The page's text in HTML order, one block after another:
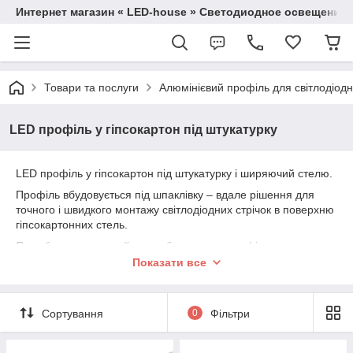
Интернет магазин « LED-house » Светодиодное освещение
Товари та послуги Алюмінієвий профіль для
LED профіль у гіпсокартон під штукатурку
LED профіль у гіпсокартон під штукатурку і ширяючий стелю.
Профіль вбудовується під шпаклівку – вдале рішення для
точного і швидкого монтажу світлодіодних стрічок в поверхню
гіпсокартонних стель.
Як роблять ширяючий стеля без нашого профілю
https://youtu.be/XVJezjTnA9E
Корпус з алюмінію ефективно відводить тепло від
працюючих світлодіодів, що продовжує термін служби
підсвічування;
Показати все
Сортування 0 Фільтри